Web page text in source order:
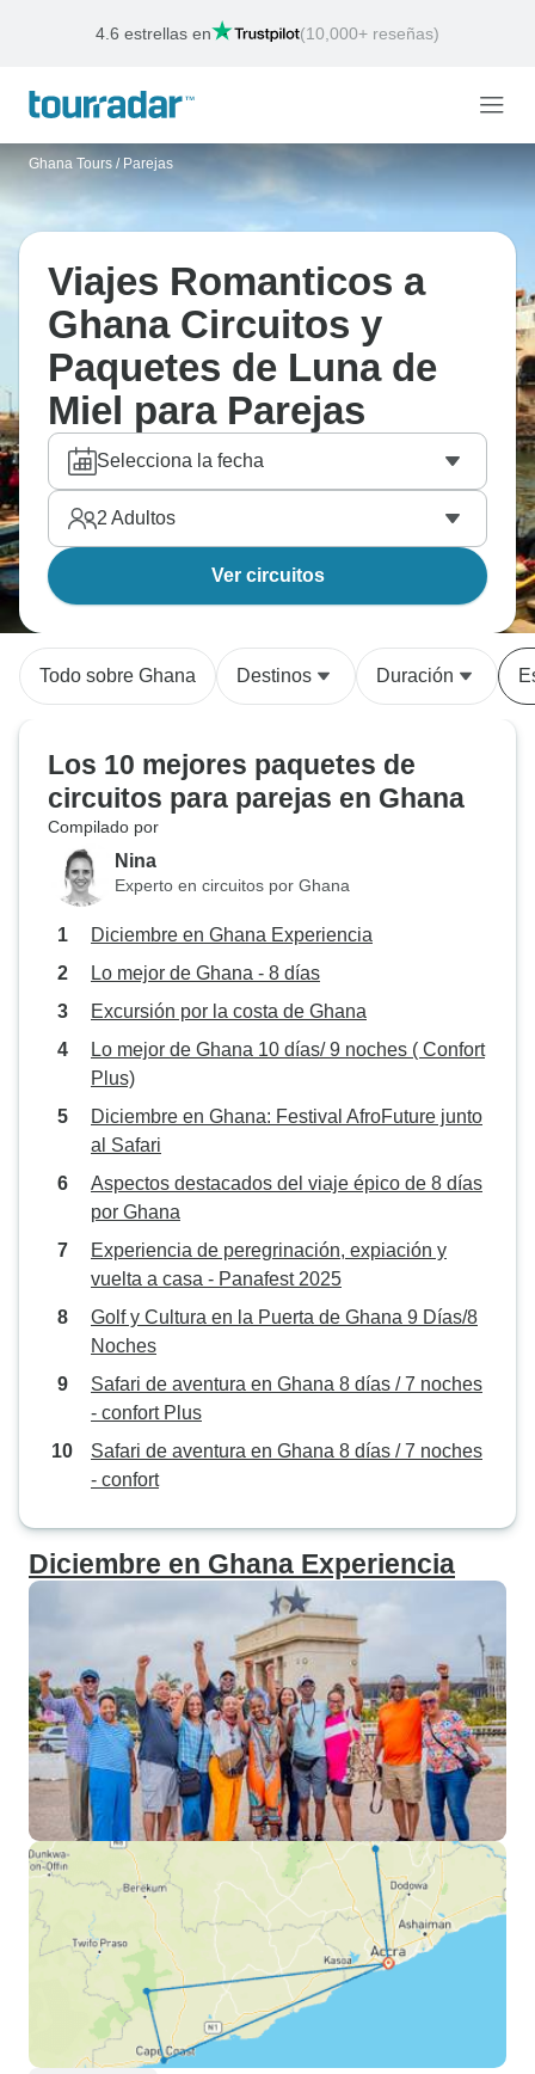
Ofertas de la semana Finaliza:12 ago., 2026
Ghana Tours / Parejas
Viajes Romanticos a
Ghana Circuitos y
Paquetes de Luna de
Miel para Parejas
Selecciona la fecha
2 Adultos
Ver circuitos
Todo sobre Ghana Destinos Duración
Los 10 mejores paquetes de
circuitos para parejas en Ghana
Compilado por
Nina
Experto en circuitos por Ghana
Diciembre en Ghana Experiencia
Lo mejor de Ghana - 8 días
Excursión por la costa de Ghana
Lo mejor de Ghana 10 días/ 9 noches ( Confort
Plus)
Diciembre en Ghana: Festival AfroFuture junto
al Safari
Aspectos destacados del viaje épico de 8 días
por Ghana
Experiencia de peregrinación, expiación y
vuelta a casa - Panafest 2025
Golf y Cultura en la Puerta de Ghana 9 Días/8
Noches
Safari de aventura en Ghana 8 días / 7 noches
- confort Plus
Safari de aventura en Ghana 8 días / 7 noches
- confort
Diciembre en Ghana Experiencia